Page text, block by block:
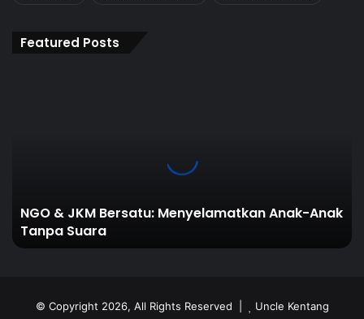
Featured Posts
Suara
NGO & JKM Bersatu: Menyelamatkan Anak-Anak
Tanpa Suara
© Copyright 2026, All Rights Reserved | Uncle Kentang